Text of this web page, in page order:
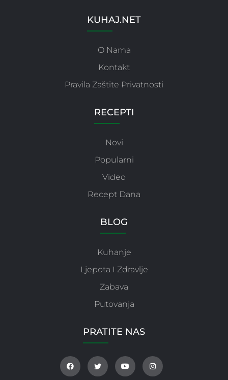
KUHAJ.NET
O Nama
Kontakt
Pravila Zaštite Privatnosti
RECEPTI
Novi
Popularni
Video
Recept Dana
BLOG
Kuhanje
Ljepota I Zdravlje
Zabava
Putovanja
PRATITE NAS